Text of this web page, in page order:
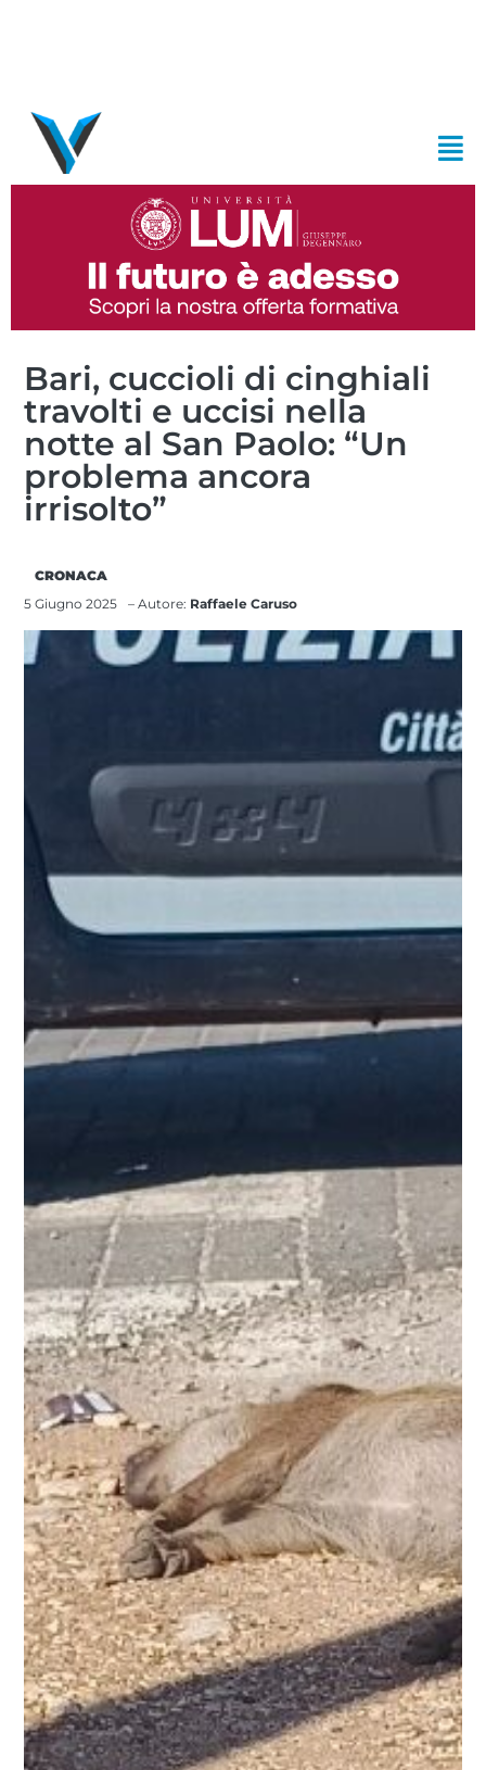
Bari, cuccioli di cinghiali
travolti e uccisi nella
notte al San Paolo: “Un
problema ancora
irrisolto”
CRONACA
5 Giugno 2025
– Autore: Raffaele Caruso